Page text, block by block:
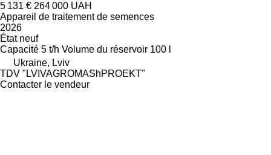
5 131 € 264 000 UAH
Appareil de traitement de semences
2026
Étatneuf
Capacité 5 t/h Volume du réservoir 100 l
Ukraine, Lviv
TDV "LVIVAGROMAShPROEKT"
Contacter le vendeur